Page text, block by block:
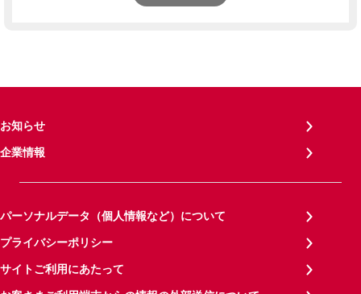
お知らせ
企業情報
パーソナルデータ（個人情報など）について
プライバシーポリシー
サイトご利用にあたって